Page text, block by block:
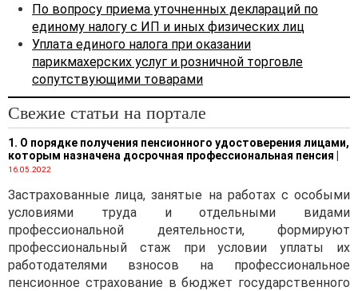
По вопросу приема уточненных деклараций по
единому налогу с ИП и иных физических лиц
Уплата единого налога при оказании
парикмахерских услуг и розничной торговле
сопутствующими товарами
Свежие статьи на портале
1. О порядке получения пенсионного удостоверения лицами,
которым назначена досрочная профессиональная пенсия
16.05.2022
Застрахованные лица, занятые на работах с особыми
условиями труда и отдельными видами
профессиональной деятельности, формируют
профессиональный стаж при условии уплаты их
работодателями взносов на профессиональное
пенсионное страхование в бюджет государственного